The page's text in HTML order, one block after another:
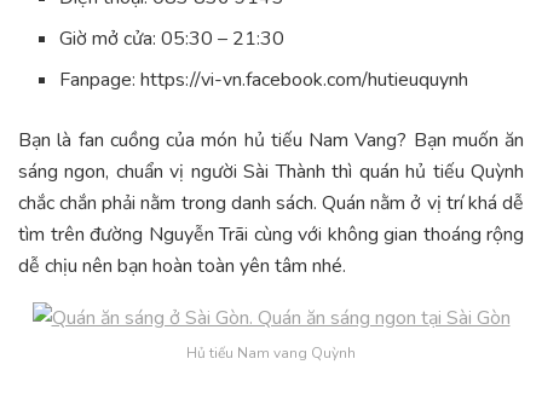
Giờ mở cửa: 05:30 – 21:30
Fanpage: https://vi-vn.facebook.com/hutieuquynh
Bạn là fan cuồng của món hủ tiếu Nam Vang? Bạn muốn ăn
sáng ngon, chuẩn vị người Sài Thành thì quán hủ tiếu Quỳnh
chắc chắn phải nằm trong danh sách. Quán nằm ở vị trí khá dễ
tìm trên đường Nguyễn Trãi cùng với không gian thoáng rộng
dễ chịu nên bạn hoàn toàn yên tâm nhé.
Hủ tiếu Nam vang Quỳnh